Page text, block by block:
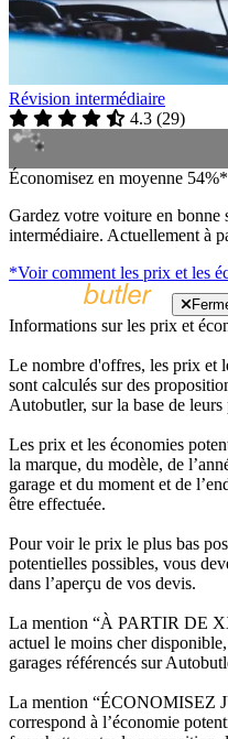
Révision intermédiaire
4.3 (29)
Économisez en moyenne 54%*
Gardez votre voiture en bonne
intermédiaire. Actuellement à
*Voir comment les prix et les
Informations sur les prix et
Le nombre d'offres, les prix et
sont calculés sur des
Autobutler, sur la base de
Les prix et les économies
la marque, du modèle, de
garage et du moment et de
être effectuée.
Pour voir le prix le plus bas
potentielles possibles, vous
dans l’aperçu de vos devis.
La mention “À PARTIR DE
actuel le moins cher
garages référencés sur
La mention “ÉCONOMISEZ
correspond à l’économie